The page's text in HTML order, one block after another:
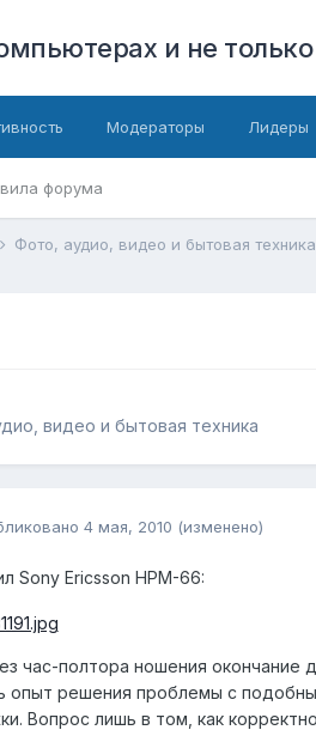
и не только
форума
Модераторы Лидеры
Фото, аудио, видео и бытовая техника
видео и бытовая техника
4 мая, 2010 (изменено)
Sony Ericsson HPM-66:
час-полтора ношения окончание
опыт решения проблемы с
Вопрос лишь в том, как